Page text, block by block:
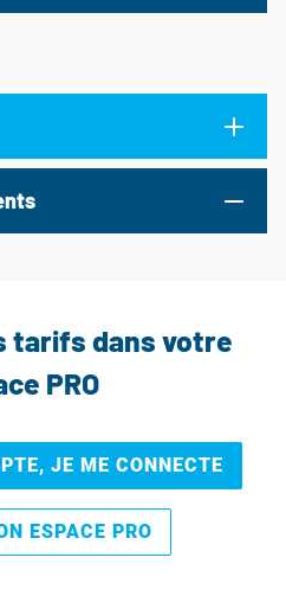
tarifs dans votre
PRO
JE ME CONNECTE
ESPACE PRO